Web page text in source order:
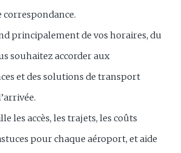
correspondance.
principalement de vos horaires, du
souhaitez accorder aux
et des solutions de transport
les accès, les trajets, les coûts
pour chaque aéroport, et aide